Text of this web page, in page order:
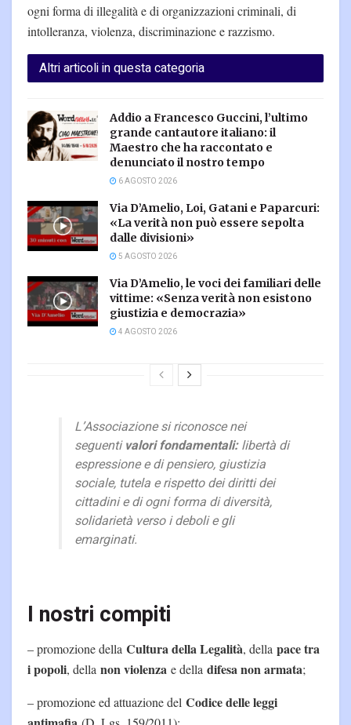
ogni forma di illegalità e di organizzazioni criminali, di
intolleranza, violenza, discriminazione e razzismo.
Altri articoli in questa categoria
Addio a Francesco Guccini, l’ultimo
grande cantautore italiano: il
Maestro che ha raccontato e
denunciato il nostro tempo
6 AGOSTO 2026
Via D’Amelio, Loi, Gatani e Paparcuri:
«La verità non può essere sepolta
dalle divisioni»
5 AGOSTO 2026
Via D’Amelio, le voci dei familiari delle
vittime: «Senza verità non esistono
giustizia e democrazia»
4 AGOSTO 2026
L’Associazione si riconosce nei
seguentivalori fondamentali:libertà di
espressione e di pensiero, giustizia
sociale, tutela e rispetto dei diritti dei
cittadini e di ogni forma di diversità,
solidarietà verso i deboli e gli
emarginati.
I nostri compiti
– promozione della Cultura della Legalità, della pace tra
i popoli, della non violenza e della difesa non armata;
– promozione ed attuazione del Codice delle leggi